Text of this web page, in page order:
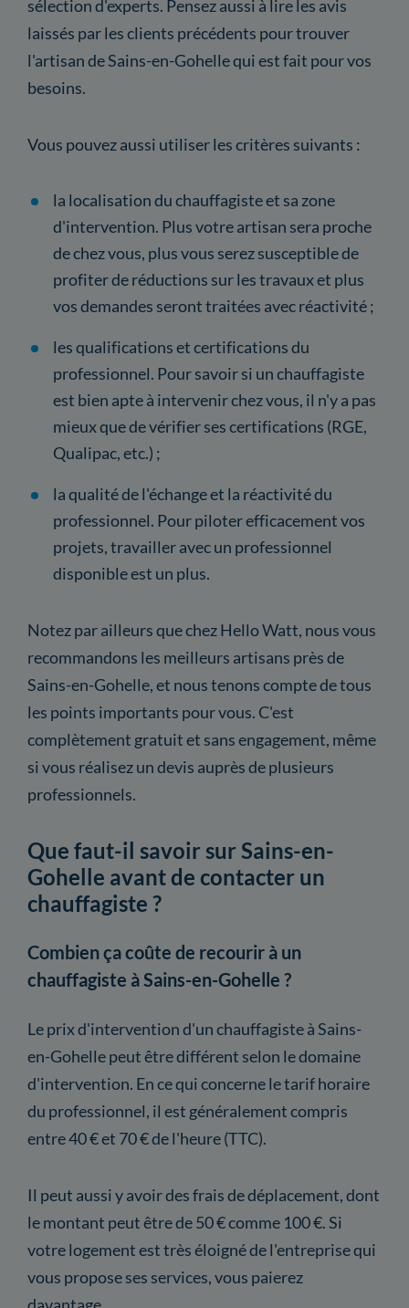
sélection d'experts. Pensez aussi à lire les avis
laissés par les clients précédents pour trouver
l'artisan de Sains-en-Gohelle qui est fait pour vos
besoins.
Vous pouvez aussi utiliser les critères suivants :
la localisation du chauffagiste et sa zone
d'intervention. Plus votre artisan sera proche
de chez vous, plus vous serez susceptible de
profiter de réductions sur les travaux et plus
vos demandes seront traitées avec réactivité ;
les qualifications et certifications du
professionnel. Pour savoir si un chauffagiste
est bien apte à intervenir chez vous, il n'y a pas
mieux que de vérifier ses certifications (RGE,
Qualipac, etc.) ;
la qualité de l'échange et la réactivité du
professionnel. Pour piloter efficacement vos
projets, travailler avec un professionnel
disponible est un plus.
Notez par ailleurs que chez Hello Watt, nous vous
recommandons les meilleurs artisans près de
Sains-en-Gohelle, et nous tenons compte de tous
les points importants pour vous. C'est
complètement gratuit et sans engagement, même
si vous réalisez un devis auprès de plusieurs
professionnels.
Que faut-il savoir sur Sains-en-
Gohelle avant de contacter un
chauffagiste ?
Combien ça coûte de recourir à un
chauffagiste à Sains-en-Gohelle ?
Le prix d'intervention d'un chauffagiste à Sains-
en-Gohelle peut être différent selon le domaine
d'intervention. En ce qui concerne le tarif horaire
du professionnel, il est généralement compris
entre 40 € et 70 € de l'heure (TTC).
Il peut aussi y avoir des frais de déplacement, dont
le montant peut être de 50 € comme 100 €. Si
votre logement est très éloigné de l'entreprise qui
vous propose ses services, vous paierez